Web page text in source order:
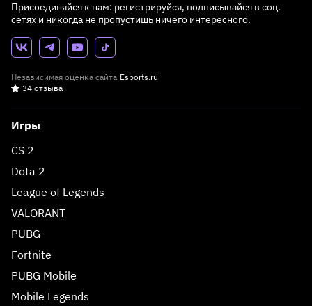
Присоединяйся к нам: регистрируйся, подписывайся в соц.
сетях и никогда не пропустишь ничего интересного.
Независимая оценка сайта Esports.ru
34 отзыва
Игры
CS 2
Dota 2
League of Legends
VALORANT
PUBG
Fortnite
PUBG Mobile
Mobile Legends